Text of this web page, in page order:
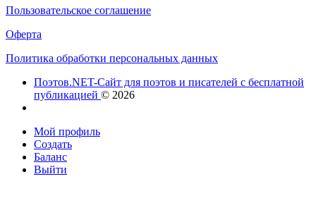
Пользовательское соглашение
Оферта
Политика обработки персональных данных
Поэтов.NET-Сайт для поэтов и писателей с бесплатной
публикацией © 2026
Мой профиль
Создать
Баланс
Выйти